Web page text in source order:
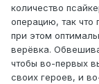
количество
операцию, так что
при этом
верёвка.
чтобы во-первых
своих героев, и